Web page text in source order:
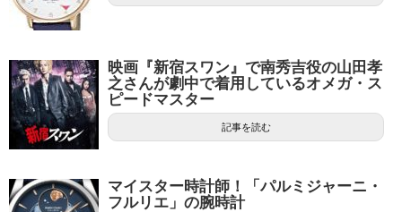
映画『新宿スワン』で南秀吉役の山田孝
之さんが劇中で着用しているオメガ・ス
ピードマスター
記事を読む
マイスター時計師！「パルミジャーニ・
フルリエ」の腕時計